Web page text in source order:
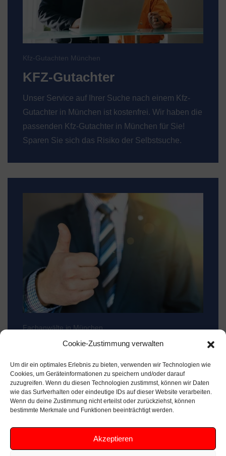
Cookie-Zustimmung verwalten
Um dir ein optimales Erlebnis zu bieten, verwenden wir Technologien wie
Cookies, um Geräteinformationen zu speichern und/oder darauf
zuzugreifen. Wenn du diesen Technologien zustimmst, können wir Daten
wie das Surfverhalten oder eindeutige IDs auf dieser Website verarbeiten.
Wenn du deine Zustimmung nicht erteilst oder zurückziehst, können
bestimmte Merkmale und Funktionen beeinträchtigt werden.
Akzeptieren
Kfz-Gutachten München
KFZ-Gutachter
Unser Service auf Ihrer Suche nach einem Kfz-
Gutachter in München ist kostenfrei. Wir haben die
passenden Kfz-Gutachter in München für Sie!
Sparen Sie sich das Risiko der Selbstsuche.
Fachanwälte in München
Ihr Recht ist wichtig
Sie brauchen einen Fachanwalt in München. Er
sollte im Verkehrsrecht ein Spezialist sein? Dann
haben wir bereits den passen Rechtsanwalt für
das Verkehrsrecht gefunden!